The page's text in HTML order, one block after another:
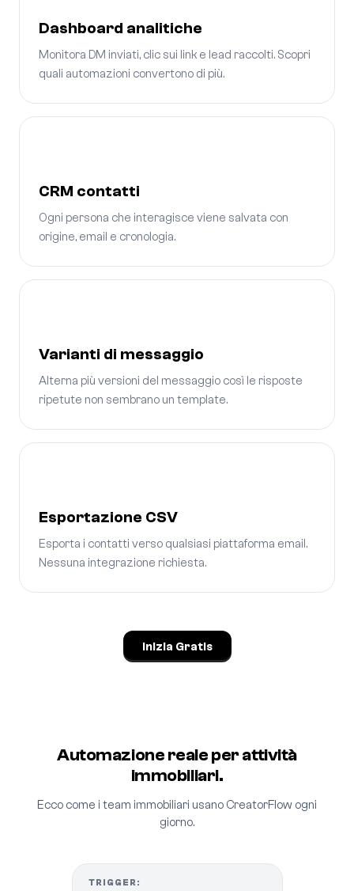
Dashboard analitiche
Monitora DM inviati, clic sui link e lead raccolti. Scopri
quali automazioni convertono di più.
CRM contatti
Ogni persona che interagisce viene salvata con
origine, email e cronologia.
Varianti di messaggio
Alterna più versioni del messaggio così le risposte
ripetute non sembrano un template.
Esportazione CSV
Esporta i contatti verso qualsiasi piattaforma email.
Nessuna integrazione richiesta.
Inizia Gratis
Automazione reale per attività
immobiliari.
Ecco come i team immobiliari usano CreatorFlow ogni
giorno.
TRIGGER: